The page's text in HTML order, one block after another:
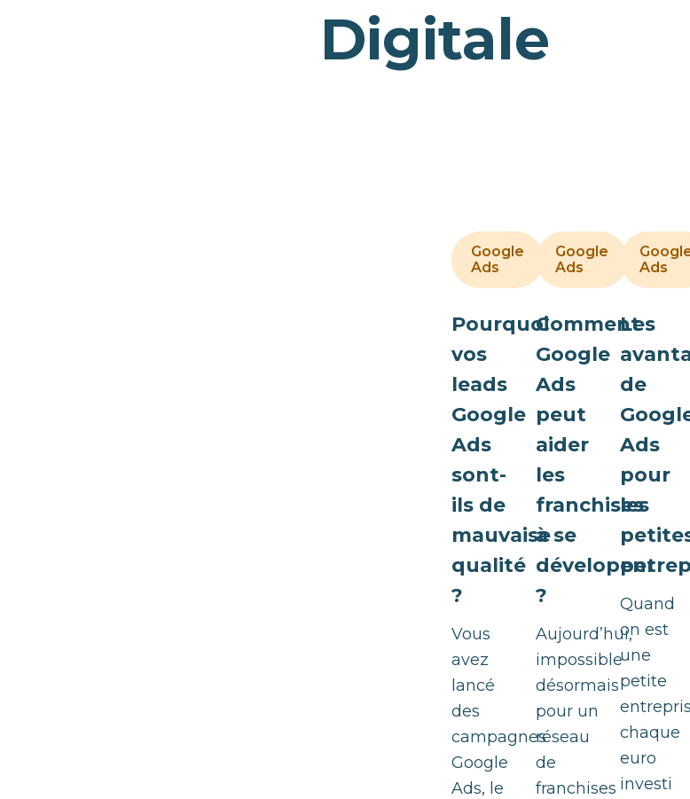
Digitale
Google
Ads
1/10/2025
Pourquoi
vos
leads
Google
Ads
sont-
ils de
mauvaise
qualité
?
Vous
avez
lancé
des
campagnes
Google
Ads, le
Google
Ads
18/5/
Comment
Google
Ads
peut
aider
les
franchises
à se
développer
?
Aujourd’hui,
impossible
désormais
pour un
réseau
de
franchises
Ads
Les
de
Ads
pour
les
Quand
on est
une
petite
chaque
euro
investi